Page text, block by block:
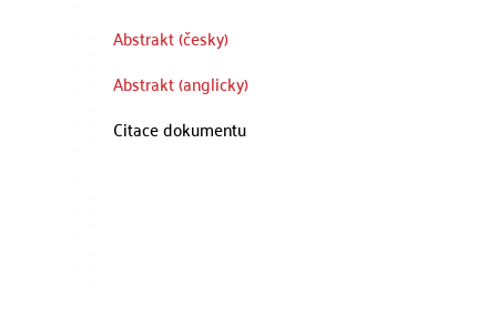
Abstrakt (česky)
Abstrakt (anglicky)
Citace dokumentu